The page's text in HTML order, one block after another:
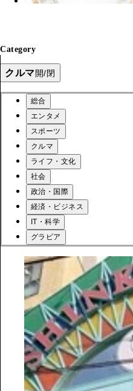
Category
クルマ開/閉
総合
エンタメ
スポーツ
クルマ
ライフ・文化
社会
政治・国際
経済・ビジネス
IT・科学
グラビア